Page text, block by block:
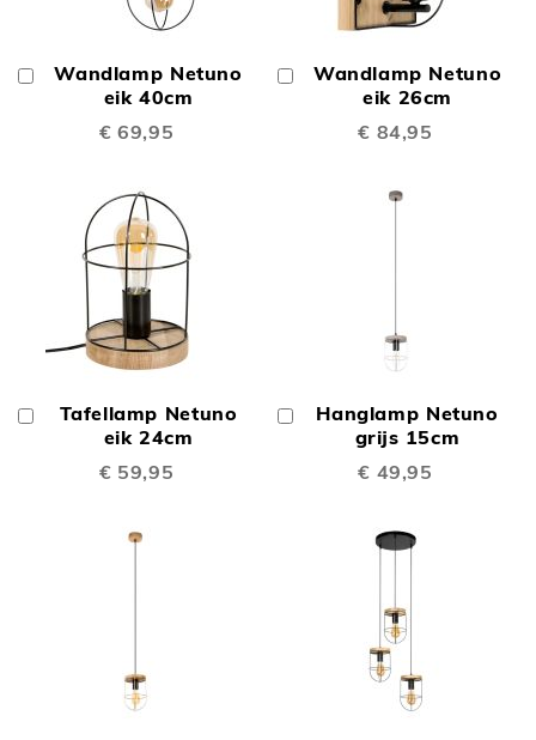
Wandlamp Netuno
eik 40cm
€ 69,95
In
Winkelwagen
Wandlamp Netuno
eik 26cm
€ 84,95
Winkelwagen
Tafellamp Netuno
eik 24cm
€ 59,95
Winkelwagen
Hanglamp Netuno
grijs 15cm
€ 49,95
Winkelwagen